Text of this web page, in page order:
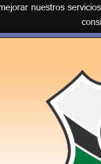
nuestros